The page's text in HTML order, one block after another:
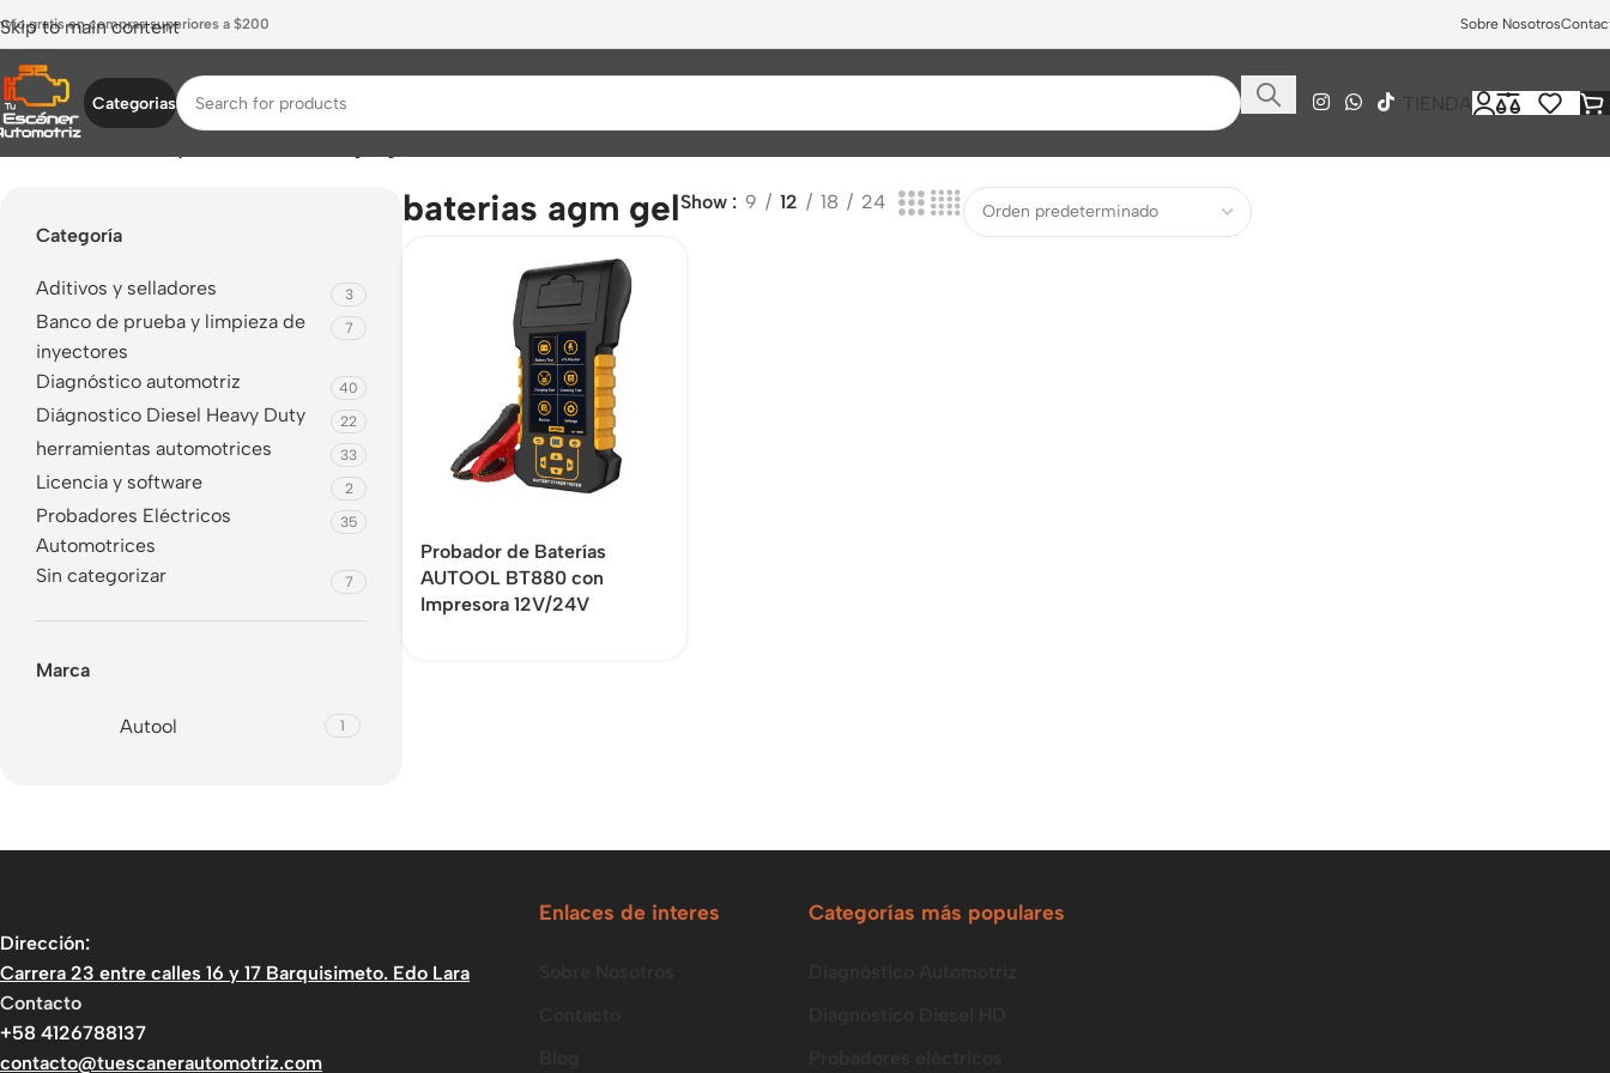
Skip to main content
gratis en compras superiores a $200 Sobre Nosotros
Categorias
TIENDA
Categoría
Aditivos y selladores 3
Banco de prueba y limpieza de
inyectores
7
Diagnóstico automotriz 40
Diágnostico Diesel Heavy Duty 22
herramientas automotrices 33
Licencia y software 2
Probadores Eléctricos
Automotrices
35
Sin categorizar 7
Marca
Autool 1
baterias agm gelShow 9 12 18 24
Probador de Baterías
AUTOOL BT880 con
Impresora 12V/24V
Dirección:
Carrera 23 entre calles 16 y 17 Barquisimeto. Edo Lara
Contacto
+58 4126788137
contacto@tuescanerautomotriz.com
Enlaces de interes Categorías más populares